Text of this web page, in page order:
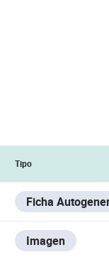
Tipo
Ficha
Imagen